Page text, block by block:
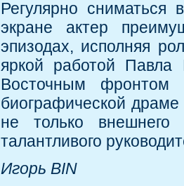
Регулярно
экране актер
эпизодах, исполняя
яркой работой
Восточным фронтом
биографической
не только
талантливого
Игорь BIN